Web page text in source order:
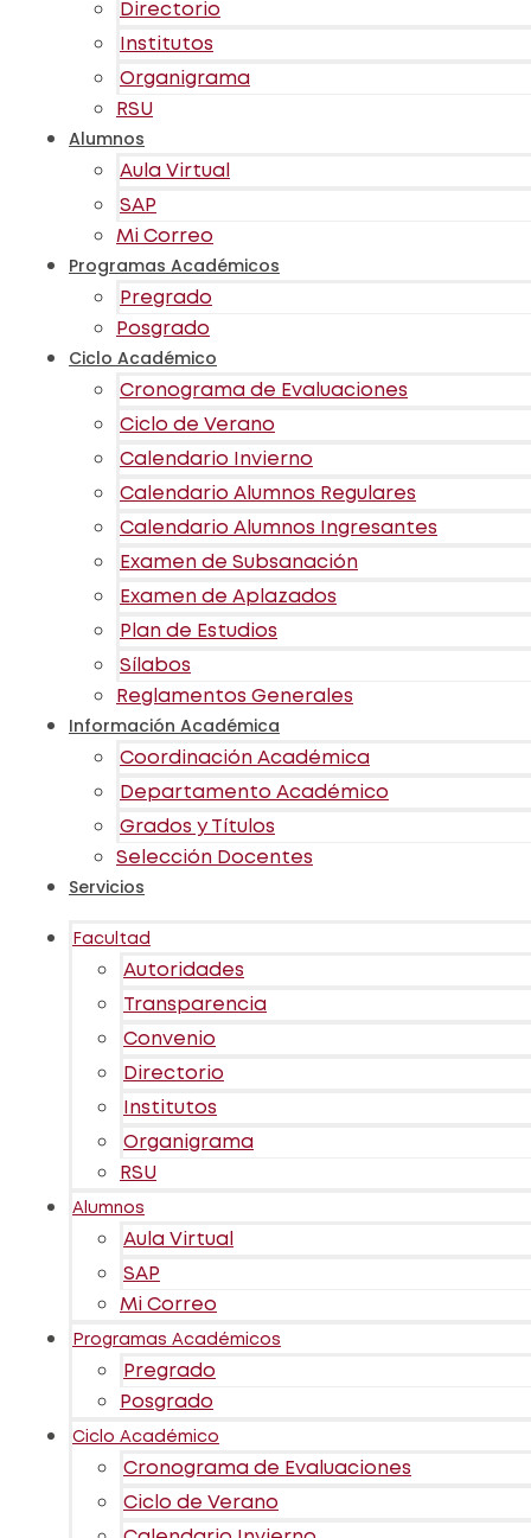
Directorio
Institutos
Organigrama
RSU
Alumnos
Aula Virtual
SAP
Mi Correo
Programas Académicos
Pregrado
Posgrado
Ciclo Académico
Cronograma de Evaluaciones
Ciclo de Verano
Calendario Invierno
Calendario Alumnos Regulares
Calendario Alumnos Ingresantes
Examen de Subsanación
Examen de Aplazados
Plan de Estudios
Sílabos
Reglamentos Generales
Información Académica
Coordinación Académica
Departamento Académico
Grados y Títulos
Selección Docentes
Servicios
Facultad
Autoridades
Transparencia
Convenio
Directorio
Institutos
Organigrama
RSU
Alumnos
Aula Virtual
SAP
Mi Correo
Programas Académicos
Pregrado
Posgrado
Ciclo Académico
Cronograma de Evaluaciones
Ciclo de Verano